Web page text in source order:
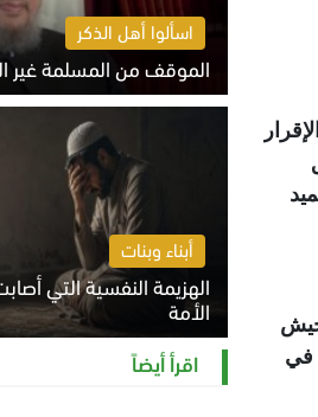
في
اسألوا أهل الذكر
الموقف من المسلمة غير
الخميس 6 أغسطس 2026 10:45 ص
أبناء وبنات
الهزيمة النفسية التي
الأمة
الخميس 6 أغسطس 2026 11:12 ص
اقرأ أيضاً